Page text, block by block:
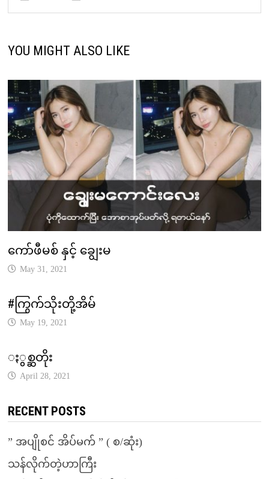
YOU MIGHT ALSO LIKE
ကော်ဖီမစ် နှင့် ချွေးမ
May 31, 2021
#ကြွက်သိုးတို့အိမ်
May 19, 2021
ႏွစ္ဆတိုး
April 28, 2021
RECENT POSTS
” အပျိုစင် အိပ်မက် ” ( စ/ဆုံး)
သန်လိုက်တဲ့ဟာကြီး